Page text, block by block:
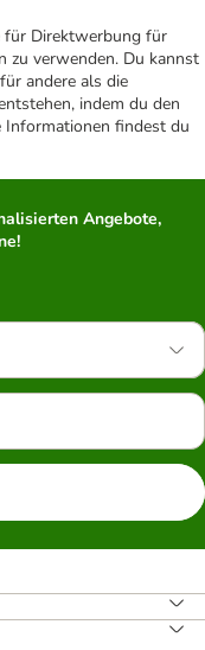
für Direktwerbung für
zu verwenden. Du kannst
andere als die
indem du den
Informationen findest du
Angebote,